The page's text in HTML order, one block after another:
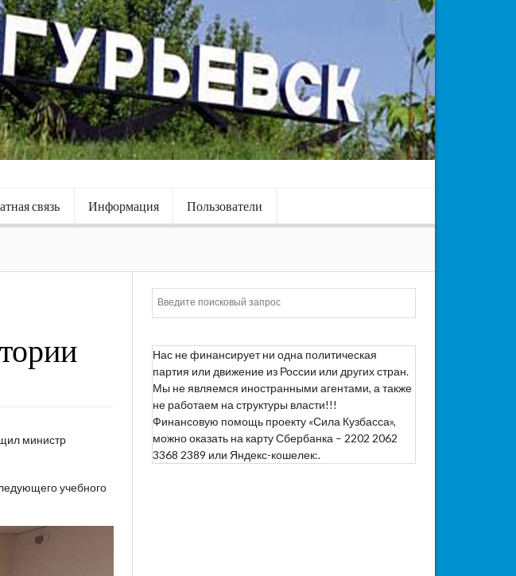
связь Информация Пользователи
министр
учебного
Нас не финансирует ни одна политическая
партия или движение из России или других стран.
Мы не являемся иностранными агентами, а также
не работаем на структуры власти!!!
Финансовую помощь проекту «Сила Кузбасса»,
можно оказать на карту Сбербанка – 2202 2062
3368 2389 или Яндекс-кошелек:.